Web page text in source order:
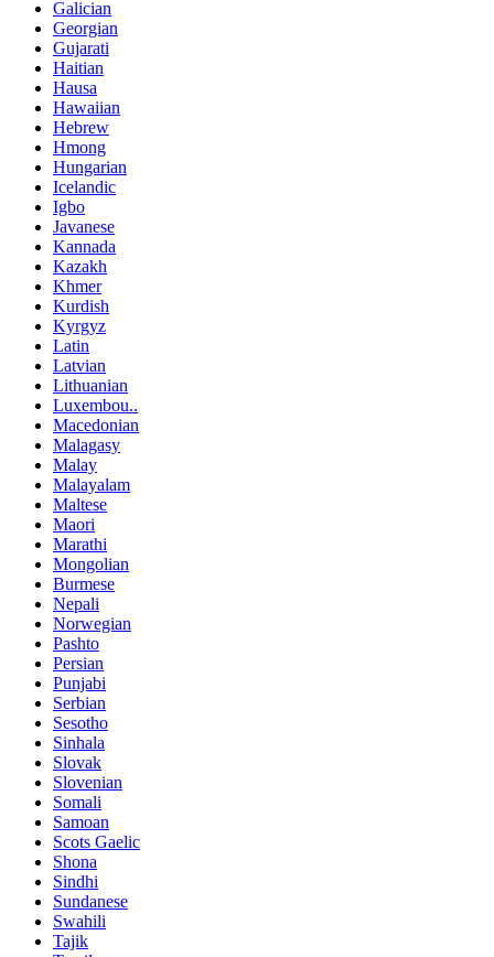
Galician
Georgian
Gujarati
Haitian
Hausa
Hawaiian
Hebrew
Hmong
Hungarian
Icelandic
Igbo
Javanese
Kannada
Kazakh
Khmer
Kurdish
Kyrgyz
Latin
Latvian
Lithuanian
Luxembou..
Macedonian
Malagasy
Malay
Malayalam
Maltese
Maori
Marathi
Mongolian
Burmese
Nepali
Norwegian
Pashto
Persian
Punjabi
Serbian
Sesotho
Sinhala
Slovak
Slovenian
Somali
Samoan
Scots Gaelic
Shona
Sindhi
Sundanese
Swahili
Tajik